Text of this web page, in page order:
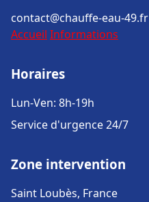
contact@chauffe-eau-49.fr
Accueil Informations
Horaires
Lun-Ven: 8h-19h
Service d'urgence 24/7
Zone intervention
Saint Loubès, France